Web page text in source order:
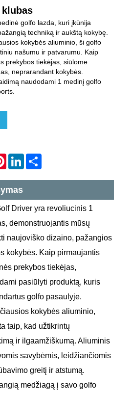
golfo lazda, kuri įkūnija
techniką ir aukštą kokybę.
kokybės aliuminio, ši golfo
našumu ir patvarumu. Kaip
prekybos tiekėjas, siūlome
neprarandant kokybės.
naudodami 1 medinį golfo
Pinterest
LinkedIn
Driver yra revoliucinis 1
demonstruojantis mūsų
naujoviško dizaino, pažangios
kokybės. Kaip pirmaujantis
prekybos tiekėjas,
pasiūlyti produktą, kuris
golfo pasaulyje.
kokybės aliuminio,
taip, kad užtikrintų
ir ilgaamžiškumą. Aliuminis
savybėmis, leidžiančiomis
greitį ir atstumą.
medžiagą į savo golfo